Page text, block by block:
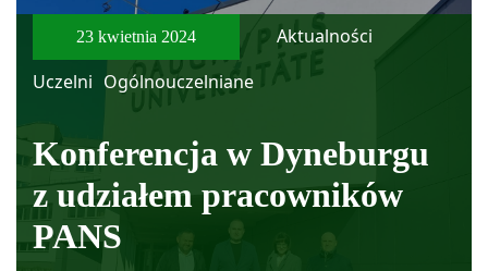
23 kwietnia 2024
Aktualności
Uczelni Ogólnouczelniane
Konferencja w Dyneburgu
z udziałem pracowników
PANS